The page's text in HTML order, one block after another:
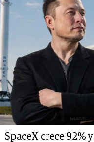
SpaceX crece 92%